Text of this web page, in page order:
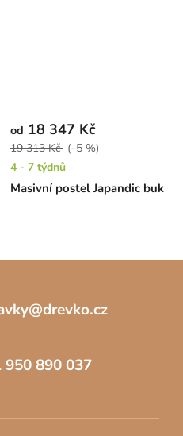
Masivní postel Japandic buk
od 18 347 Kč
19 313 Kč (–5 %)
4 - 7 týdnů
@drevko.cz
950 890 037